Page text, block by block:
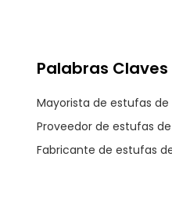
Palabras Claves
Mayorista de estufas
Proveedor de estufas
Fabricante de estufas